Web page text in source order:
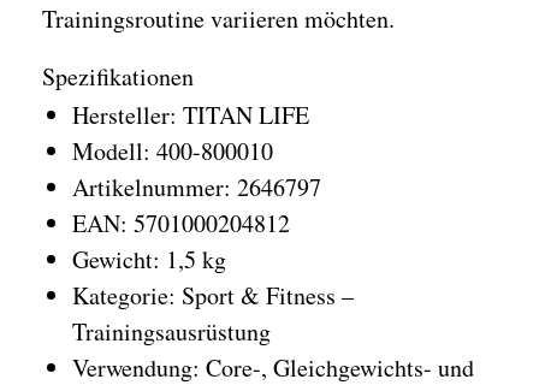
Trainingsroutine variieren möchten.
Spezifikationen
Hersteller: TITAN LIFE
Modell: 400-800010
Artikelnummer: 2646797
EAN: 5701000204812
Gewicht: 1,5 kg
Kategorie: Sport & Fitness –
Trainingsausrüstung
Verwendung: Core-, Gleichgewichts- und